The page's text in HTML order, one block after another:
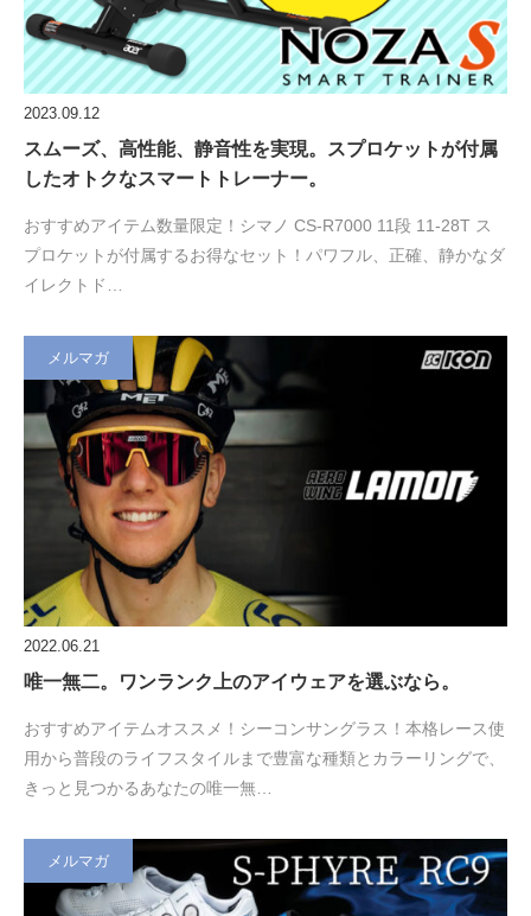
2023.09.12
スムーズ、高性能、静音性を実現。スプロケットが付属
したオトクなスマートトレーナー。
おすすめアイテム数量限定！シマノ CS-R7000 11段 11-28T ス
プロケットが付属するお得なセット！パワフル、正確、静かなダ
イレクトド…
メルマガ
2022.06.21
唯一無二。ワンランク上のアイウェアを選ぶなら。
おすすめアイテムオススメ！シーコンサングラス！本格レース使
用から普段のライフスタイルまで豊富な種類とカラーリングで、
きっと見つかるあなたの唯一無…
メルマガ